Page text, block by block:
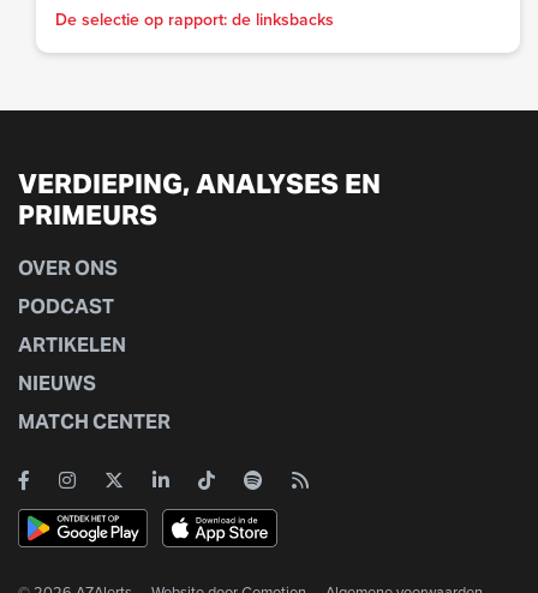
De selectie op rapport: de linksbacks
VERDIEPING, ANALYSES EN
PRIMEURS
OVER ONS
PODCAST
ARTIKELEN
NIEUWS
MATCH CENTER